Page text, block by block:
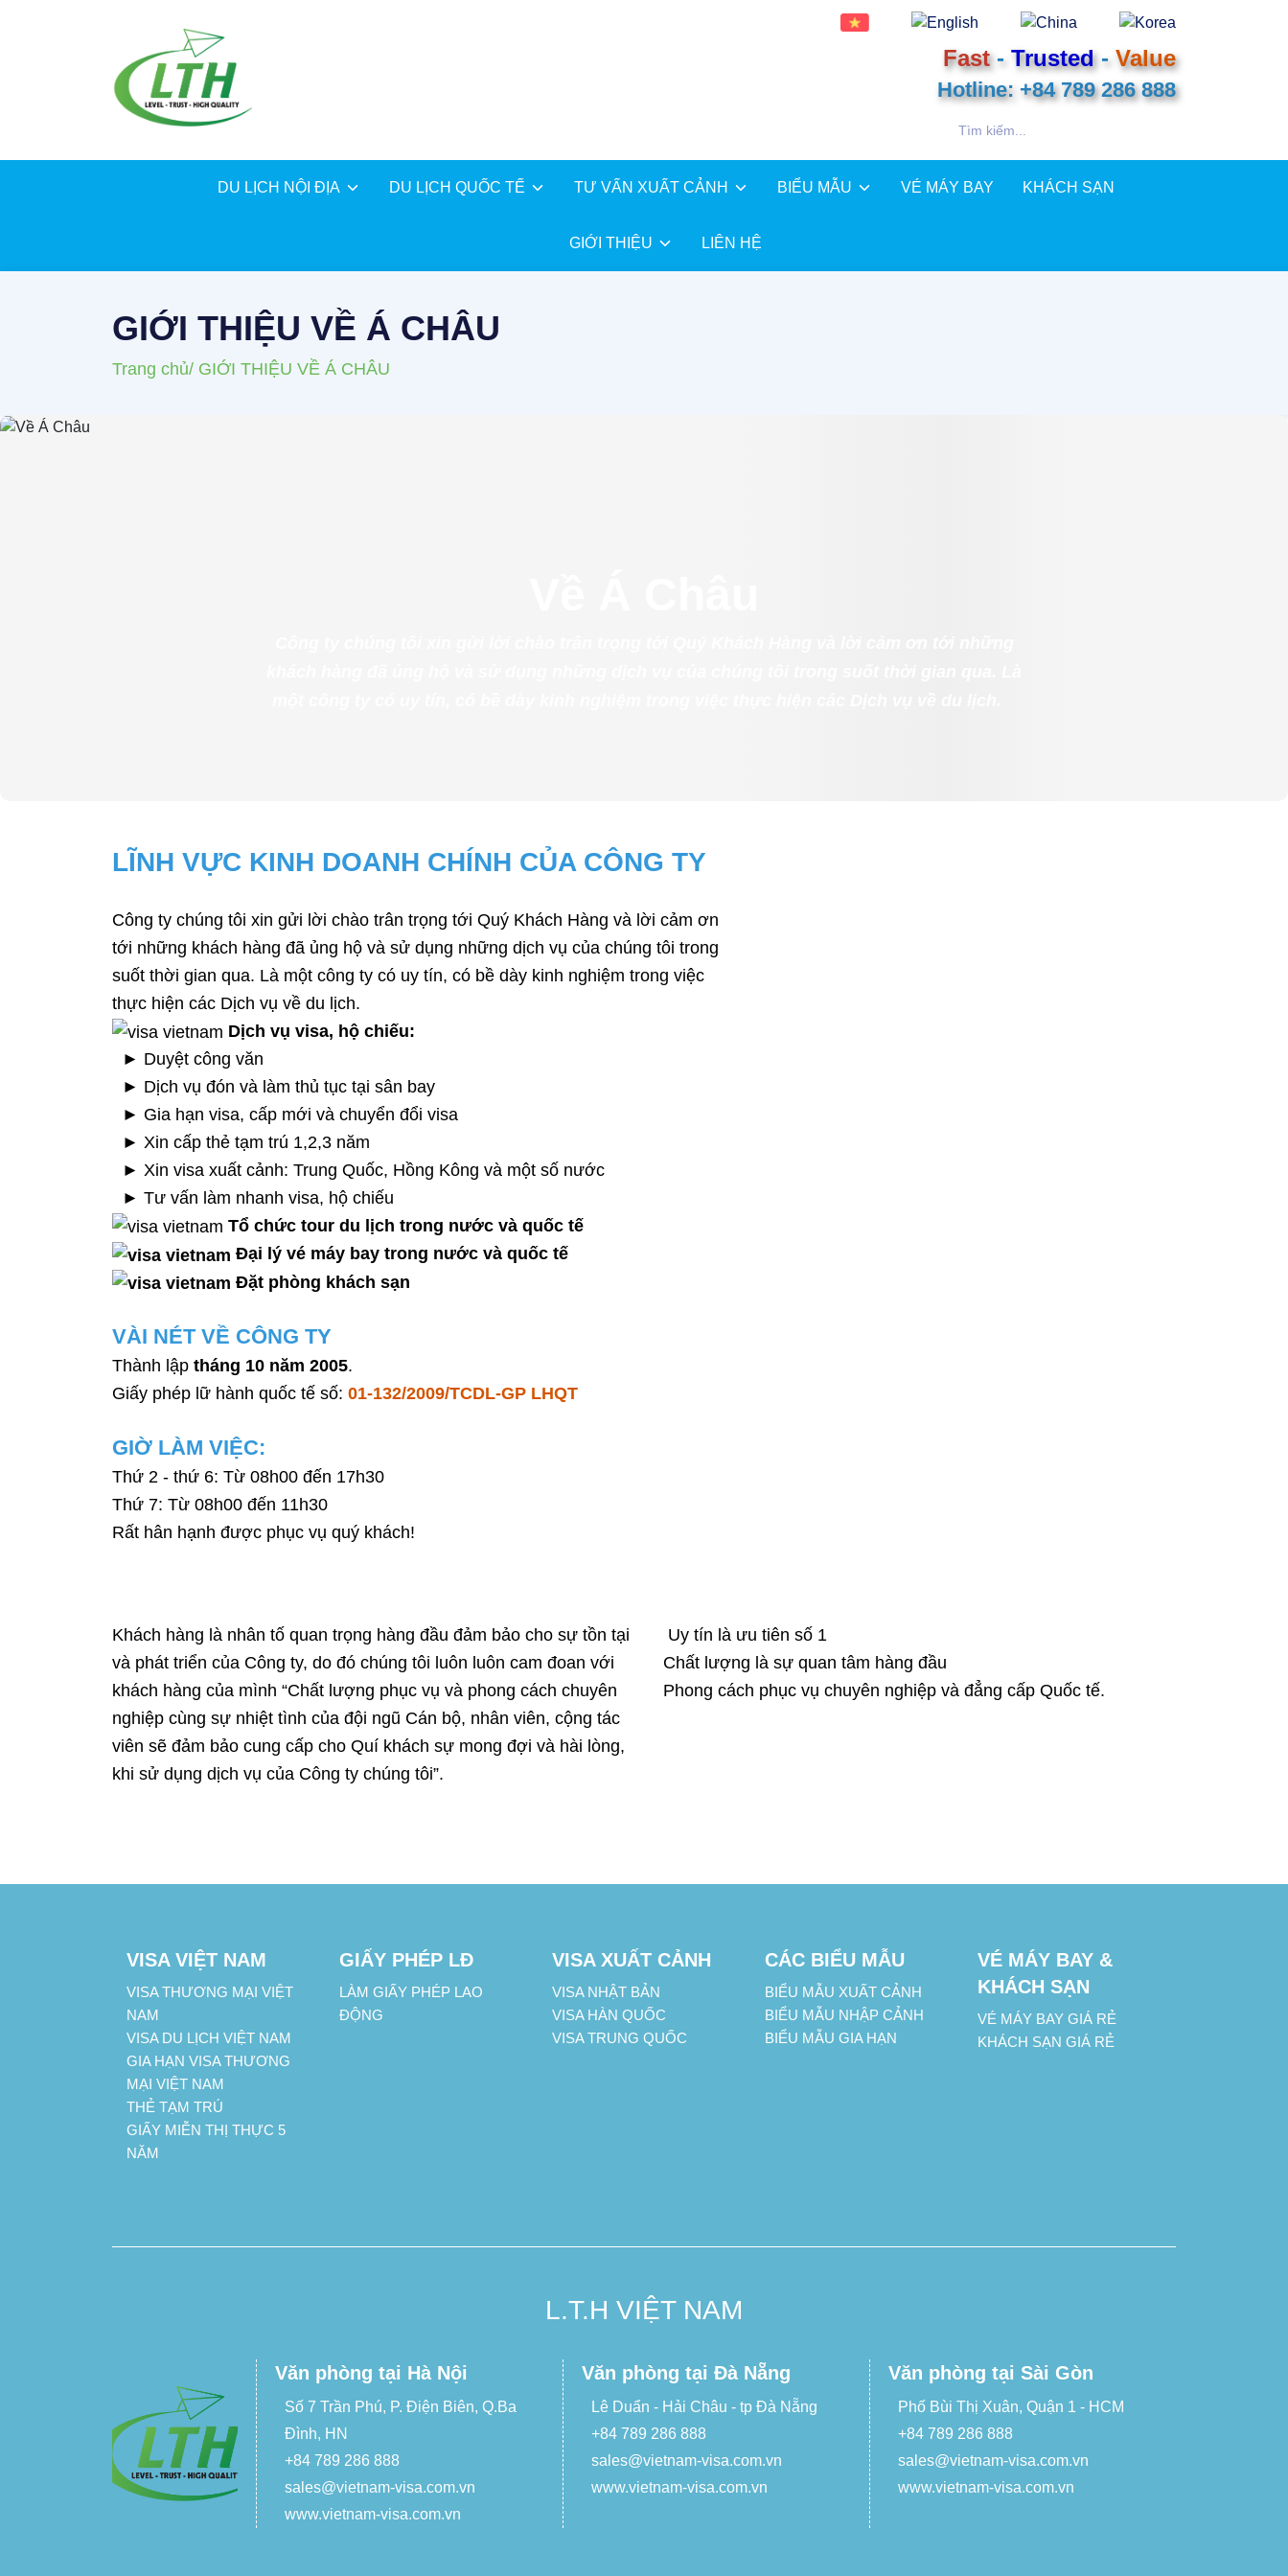
Fast- Trusted- Value
Hotline: +84 789 286 888
DU LỊCH NỘI ĐỊA DU LỊCH QUỐC TẾ TƯ VẤN XUẤT CẢNH BIỂU MẪU VÉ MÁY BAY KHÁCH SẠN
GIỚI THIỆU LIÊN HỆ
GIỚI THIỆU VỀ Á CHÂU
Trang chủ/ GIỚI THIỆU VỀ Á CHÂU
LĨNH VỰC KINH DOANH CHÍNH CỦA CÔNG TY
Công ty chúng tôi xin gửi lời chào trân trọng tới Quý Khách Hàng và lời cảm ơn
tới những khách hàng đã ủng hộ và sử dụng những dịch vụ của chúng tôi trong
suốt thời gian qua. Là một công ty có uy tín, có bề dày kinh nghiệm trong việc
thực hiện các Dịch vụ về du lịch.
Dịch vụ visa, hộ chiếu:
► Duyệt công văn
► Dịch vụ đón và làm thủ tục tại sân bay
► Gia hạn visa, cấp mới và chuyển đổi visa
► Xin cấp thẻ tạm trú 1,2,3 năm
► Xin visa xuất cảnh: Trung Quốc, Hồng Kông và một số nước
► Tư vấn làm nhanh visa, hộ chiếu
Tổ chức tour du lịch trong nước và quốc tế
Đại lý vé máy bay trong nước và quốc tế
Đặt phòng khách sạn
VÀI NÉT VỀ CÔNG TY
Thành lập tháng 10 năm 2005.
Giấy phép lữ hành quốc tế số: 01-132/2009/TCDL-GP LHQT
GIỜ LÀM VIỆC:
Thứ 2 - thứ 6: Từ 08h00 đến 17h30
Thứ 7: Từ 08h00 đến 11h30
Rất hân hạnh được phục vụ quý khách!
Khách hàng là nhân tố quan trọng hàng đầu đảm bảo cho sự tồn tại
và phát triển của Công ty, do đó chúng tôi luôn luôn cam đoan với
khách hàng của mình “Chất lượng phục vụ và phong cách chuyên
nghiệp cùng sự nhiệt tình của đội ngũ Cán bộ, nhân viên, cộng tác
viên sẽ đảm bảo cung cấp cho Quí khách sự mong đợi và hài lòng,
khi sử dụng dịch vụ của Công ty chúng tôi”.
Uy tín là ưu tiên số 1
Chất lượng là sự quan tâm hàng đầu
Phong cách phục vụ chuyên nghiệp và đẳng cấp Quốc tế.
VISA VIỆT NAM
VISA THƯƠNG MẠI VIỆT
NAM
VISA DU LỊCH VIỆT NAM
GIA HẠN VISA THƯƠNG
MẠI VIỆT NAM
THẺ TẠM TRÚ
GIẤY MIỄN THỊ THỰC 5
NĂM
GIẤY PHÉP LĐ
LÀM GIẤY PHÉP LAO
ĐỘNG
VISA XUẤT CẢNH
VISA NHẬT BẢN
VISA HÀN QUỐC
VISA TRUNG QUỐC
CÁC BIỂU MẪU
BIỂU MẪU XUẤT CẢNH
BIỂU MẪU NHẬP CẢNH
BIỂU MẪU GIA HẠN
VÉ MÁY BAY &
KHÁCH SẠN
VÉ MÁY BAY GIÁ RẺ
KHÁCH SẠN GIÁ RẺ
L.T.H VIỆT NAM
Văn phòng tại Hà Nội
Số 7 Trần Phú, P. Điện Biên, Q.Ba
Đình, HN
+84 789 286 888
sales@vietnam-visa.com.vn
www.vietnam-visa.com.vn
Văn phòng tại Đà Nẵng
Lê Duẩn - Hải Châu - tp Đà Nẵng
+84 789 286 888
sales@vietnam-visa.com.vn
www.vietnam-visa.com.vn
Văn phòng tại Sài Gòn
Phố Bùi Thị Xuân, Quận 1 - HCM
+84 789 286 888
sales@vietnam-visa.com.vn
www.vietnam-visa.com.vn